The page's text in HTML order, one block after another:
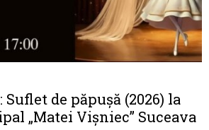
de păpușă (2026) la
„Matei Vișniec” Suceava